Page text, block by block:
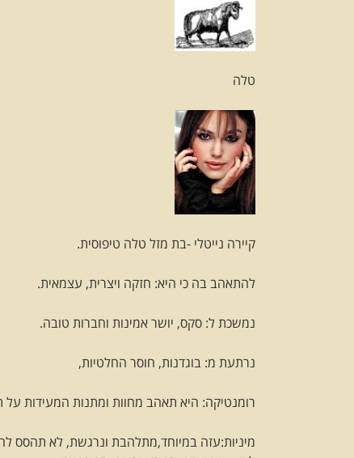
טלה
קיירה נייטלי -בת מזל טלה טיפוסית.
להתאהב בה כי היא: חזקה ויצרית, עצמאית.
נמשכת ל: סקס, יושר אמינות וחברות טובה.
נרתעת מ: בוגדנות, חוסר החלטיות,
רומנטיקה: היא תאהב מחוות ומתנות המעידות על
מיניות:עזה במיוחד,מתלהבת ונרגשת, לא תהסס